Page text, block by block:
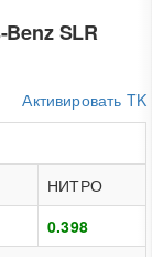
SLR
Активировать TK
НИТРО
0.398